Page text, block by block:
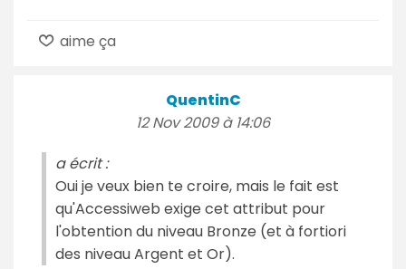
aime ça
QuentinC
12 Nov 2009 à 14:06
a écrit :
Oui je veux bien te croire, mais le fait est
qu'Accessiweb exige cet attribut pour
l'obtention du niveau Bronze (et à fortiori
des niveau Argent et Or).